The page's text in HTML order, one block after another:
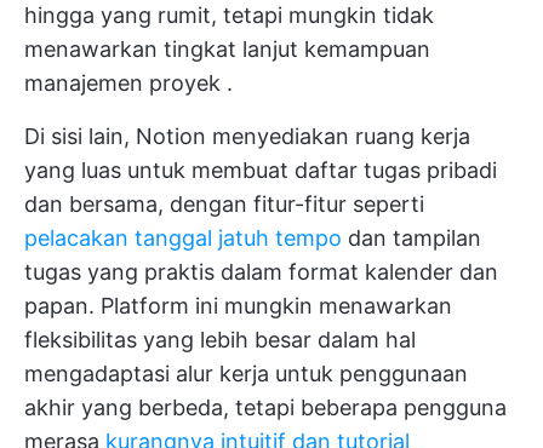
hingga yang rumit, tetapi mungkin tidak
menawarkan tingkat lanjut kemampuan
manajemen proyek .
Di sisi lain, Notion menyediakan ruang kerja
yang luas untuk membuat daftar tugas pribadi
dan bersama, dengan fitur-fitur seperti
pelacakan tanggal jatuh tempo dan tampilan
tugas yang praktis dalam format kalender dan
papan. Platform ini mungkin menawarkan
fleksibilitas yang lebih besar dalam hal
mengadaptasi alur kerja untuk penggunaan
akhir yang berbeda, tetapi beberapa pengguna
merasa kurangnya intuitif dan tutorial